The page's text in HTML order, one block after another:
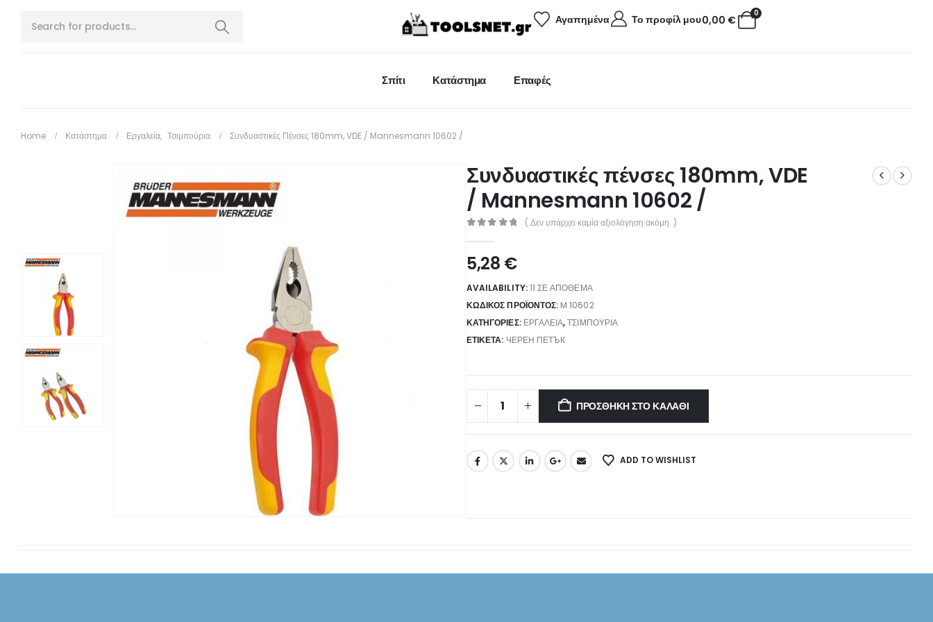
Αγαπημένα Το προφίλ μου 0
0,00 €
Σπίτι Κατάστημα Επαφές
Home Κατάστημα Εργαλεία, Τσιμπούρια Συνδυαστικές Πένσες 180mm, VDE / Mannesmann 10602 /
Συνδυαστικές πένσες 180mm, VDE
/ Mannesmann 10602 /
( Δεν υπάρχει καμία αξιολόγηση ακόμη. )
5,28 €
AVAILABILITY:11 ΣΕ ΑΠΌΘΕΜΑ
ΚΩΔΙΚΌΣ ΠΡΟΪΌΝΤΟΣ: M 10602
ΚΑΤΗΓΟΡΊΕΣ: ΕΡΓΑΛΕΊΑ,ΤΣΙΜΠΟΎΡΙΑ
ΕΤΙΚΈΤΑ: ЧЕРЕН ПЕТЪК
ΠΡΟΣΘΉΚΗ ΣΤΟ ΚΑΛΆΘΙ
ADD TO WISHLIST